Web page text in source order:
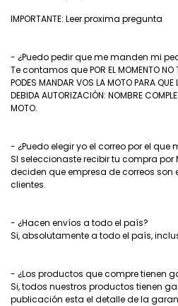
IMPORTANTE: Leer proxima pregunta
- ¿Puedo pedir que me manden mi
Te contamos que POR EL MOMENTO NO
PODES MANDAR VOS LA MOTO PARA
DEBIDA AUTORIZACIÓN: NOMBRE
MOTO.
- ¿Puedo elegir yo el correo por el que
SI seleccionaste recibir tu compra
deciden que empresa de correos son
clientes.
- ¿Hacen envíos a todo el país?
Si, absolutamente a todo el país,
- ¿Los productos que compre tienen
Si, todos nuestros productos tienen
publicación esta el detalle de la